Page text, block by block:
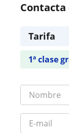
Contacta
Tarifa
1ª clase